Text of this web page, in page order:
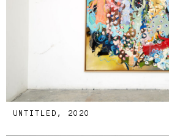
UNTITLED, 2020